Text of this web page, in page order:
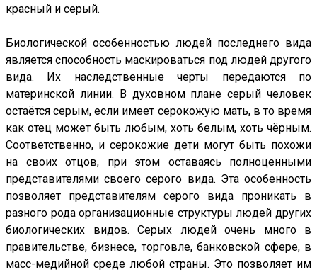
красный и серый.
Биологической особенностью людей последнего вида
является способность маскироваться под людей другого
вида. Их наследственные черты передаются по
материнской линии. В духовном плане серый человек
остаётся серым, если имеет серокожую мать, в то время
как отец может быть любым, хоть белым, хоть чёрным.
Соответственно, и серокожие дети могут быть похожи
на своих отцов, при этом оставаясь полноценными
представителями своего серого вида. Эта особенность
позволяет представителям серого вида проникать в
разного рода организационные структуры людей других
биологических видов. Серых людей очень много в
правительстве, бизнесе, торговле, банковской сфере, в
масс-медийной среде любой страны. Это позволяет им